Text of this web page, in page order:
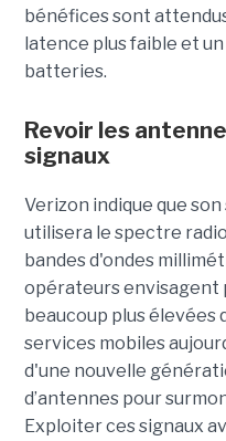
bénéfices sont
latence plus faible et
batteries.
Revoir les
signaux
Verizon indique que
utilisera le spectre
bandes d'ondes
opérateurs envisagent
beaucoup plus élevées
services mobiles
d'une nouvelle
d’antennes pour
Exploiter ces signaux